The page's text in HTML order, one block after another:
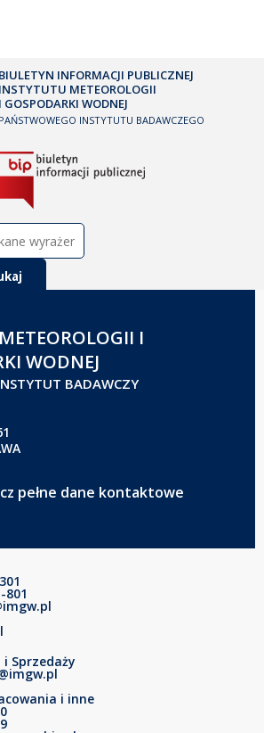
BIULETYN INFORMACJI PUBLICZNEJ
INSTYTUTU METEOROLOGII
I GOSPODARKI WODNEJ
PAŃSTWOWEGO INSTYTUTU BADAWCZEGO
I
WODNEJ
BADAWCZY
pełne dane kontaktowe
801
i Sprzedaży
i inne